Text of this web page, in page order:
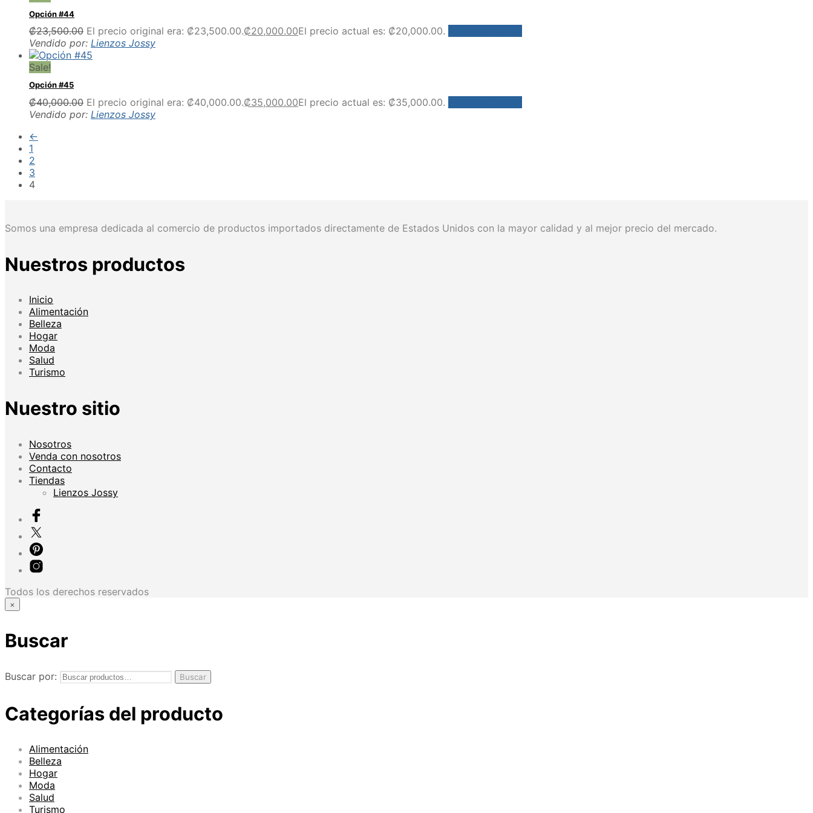
Opción #44
₡23,500.00 El precio original era: ₡23,500.00.₡20,000.00El precio actual es: ₡20,000.00.
Vendido por: Lienzos Jossy
Sale!
Opción #45
₡40,000.00 El precio original era: ₡40,000.00.₡35,000.00El precio actual es: ₡35,000.00.
Vendido por: Lienzos Jossy
←
1
2
3
4
Somos una empresa dedicada al comercio de productos importados directamente de Estados Unidos con la mayor calidad y al mejor precio del mercado.
Nuestros productos
Inicio
Alimentación
Belleza
Hogar
Moda
Salud
Turismo
Nuestro sitio
Nosotros
Venda con nosotros
Contacto
Tiendas
Lienzos Jossy
Todos los derechos reservados
×
Buscar
Buscar por: Buscar
Categorías del producto
Alimentación
Belleza
Hogar
Moda
Salud
Turismo